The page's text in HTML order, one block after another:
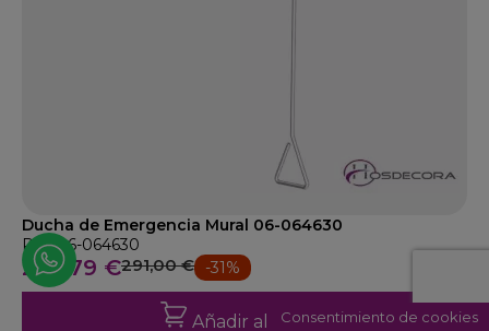
Ducha de Emergencia Mural 06-064630
Ref: 06-064630
200,79 €291,00 € -31%
Añadir al carritoConsentimiento de cookies